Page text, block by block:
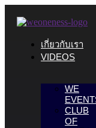
เกี่ยวกับเรา
VIDEOS
WE
CLUB
OF